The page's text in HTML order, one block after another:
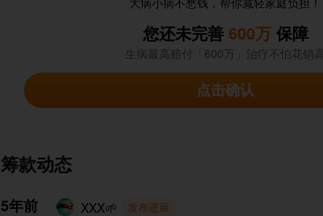
您还未完善 600万保障
生病最高赔付「600万」治疗不怕花销高
点击确认
筹款动态
5年前 XXX🌱 发布进展